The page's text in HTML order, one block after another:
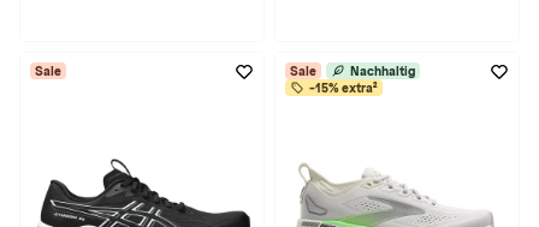
Sale Sale
Nachhaltig
-15% extra²